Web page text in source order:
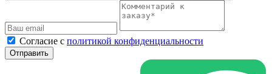
Cогласие с политикой конфиденциальности
Отправить